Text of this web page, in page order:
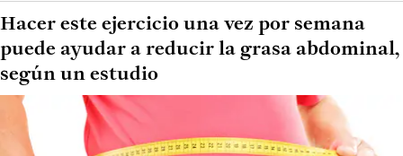
Hacer este ejercicio una vez por semana
puede ayudar a reducir la grasa abdominal,
según un estudio